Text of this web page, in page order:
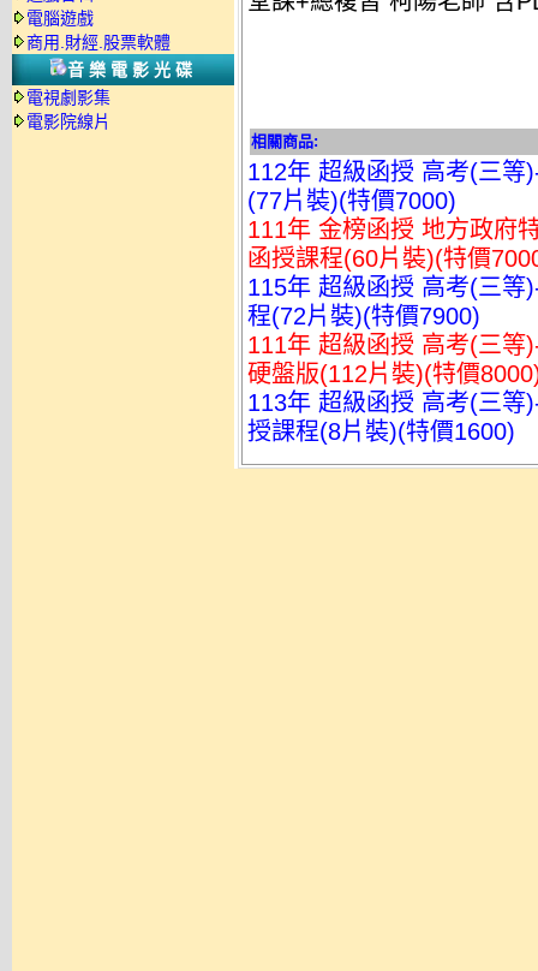
電腦遊戲
商用.財經.股票軟體
音樂電影光碟
電視劇影集
電影院線片
相關商品:
112年 超級函授 高考(三等
(77片裝)(特價7000)
111年 金榜函授 地方政府
函授課程(60片裝)(特價
115年 超級函授 高考(三等
程(72片裝)(特價7900)
111年 超級函授 高考(三等
硬盤版(112片裝)(特價
113年 超級函授 高考(三等
授課程(8片裝)(特價1600)